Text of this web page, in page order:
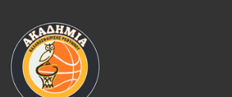
t
a
g
r
T
u
b
e